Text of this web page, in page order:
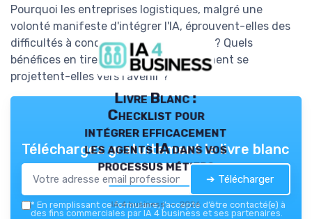
Pourquoi les entreprises logistiques, malgré une
volonté manifeste d'intégrer l'IA, éprouvent-elles des
difficultés à concrétiser cette ambition? Quels
bénéfices en tirent-elles déjà, et comment se
projettent-elles vers l'avenir ?
Livre Blanc :
Checklist pour
intégrer efficacement
les agents IA dans vos
processus métiers
IA 4 business — 2026
Téléchargez gratuitement le livre blanc
➔ Télécharger
* En remplissant ce formulaire, j’accepte d’être contacté(e) à
des fins commerciales par IA 4 business et ses partenaires.